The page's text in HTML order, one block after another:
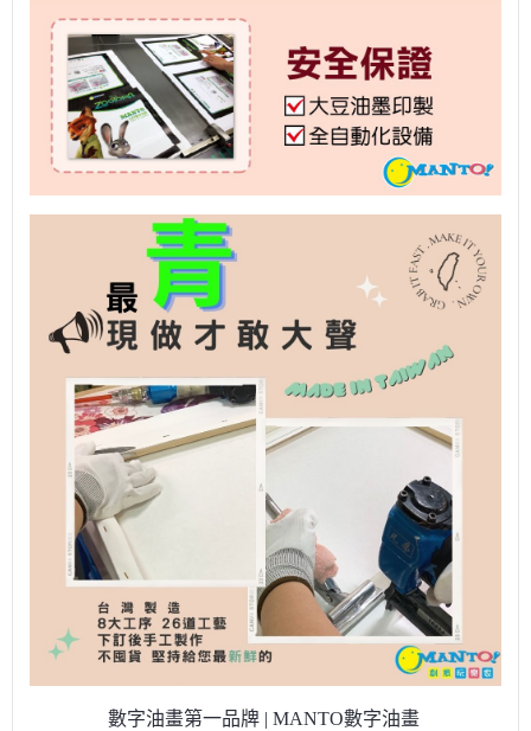
數字油畫第一品牌 | MANTO數字油畫